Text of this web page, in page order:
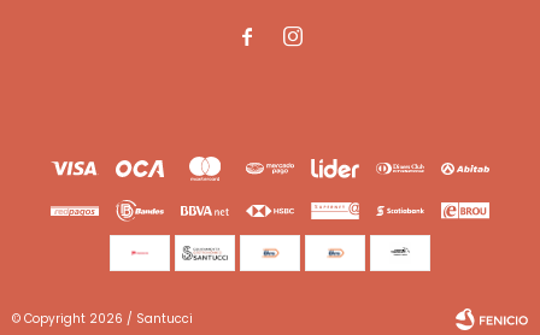
 
© Copyright 2026 / Santucci